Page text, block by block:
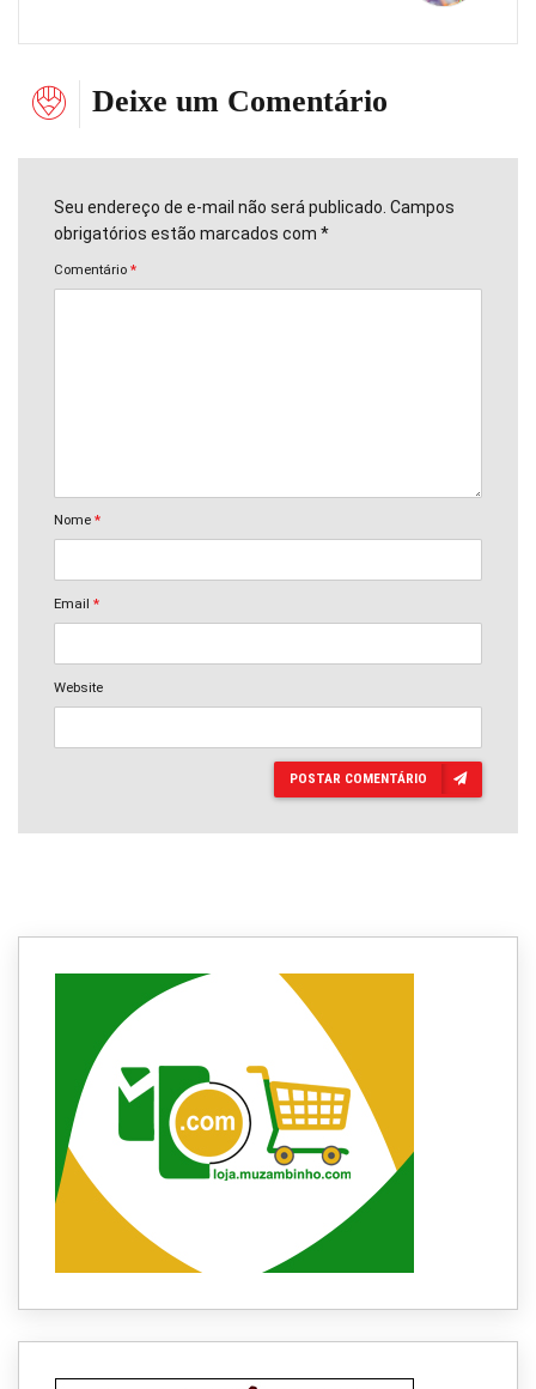
Deixe um Comentário
Seu endereço de e-mail não será publicado. Campos
obrigatórios estão marcados com *
Comentário *
Nome *
Email *
Website
POSTAR COMENTÁRIO